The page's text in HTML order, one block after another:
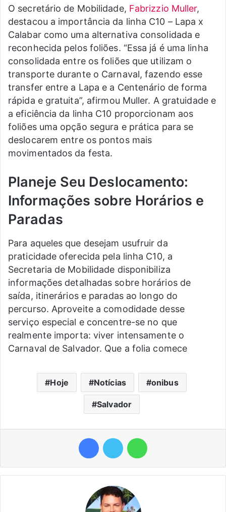
O secretário de Mobilidade, Fabrizzio Muller,
destacou a importância da linha C10 – Lapa x
Calabar como uma alternativa consolidada e
reconhecida pelos foliões. “Essa já é uma linha
consolidada entre os foliões que utilizam o
transporte durante o Carnaval, fazendo esse
transfer entre a Lapa e a Centenário de forma
rápida e gratuita”, afirmou Muller. A gratuidade e
a eficiência da linha C10 proporcionam aos
foliões uma opção segura e prática para se
deslocarem entre os pontos mais
movimentados da festa.
Planeje Seu Deslocamento:
Informações sobre Horários e
Paradas
Para aqueles que desejam usufruir da
praticidade oferecida pela linha C10, a
Secretaria de Mobilidade disponibiliza
informações detalhadas sobre horários de
saída, itinerários e paradas ao longo do
percurso. Aproveite a comodidade desse
serviço especial e concentre-se no que
realmente importa: viver intensamente o
Carnaval de Salvador. Que a folia comece
Hoje Notícias onibus
Salvador
FacebookTwitter